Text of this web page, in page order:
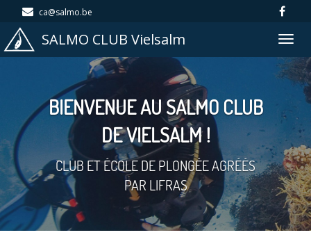
ca@salmo.be
SALMO CLUB Vielsalm
BIENVENUE AU SALMO CLUB
DE VIELSALM !
CLUB ET ÉCOLE DE PLONGÉE AGRÉÉS
PAR LIFRAS